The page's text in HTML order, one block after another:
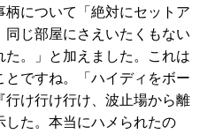
について「絶対にセットア
じ部屋にさえいたくもない
。」と加えました。これは
ですね。「ハイディをボー
行け行け行け、波止場から離
た。本当にハメられたの